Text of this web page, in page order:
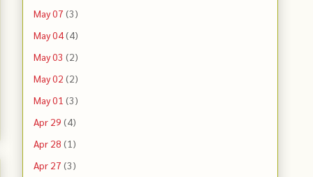
May 07 (3)
May 04(4)
May 03 (2)
May 02 (2)
May 01 (3)
Apr 29 (4)
Apr 28 (1)
Apr 27 (3)